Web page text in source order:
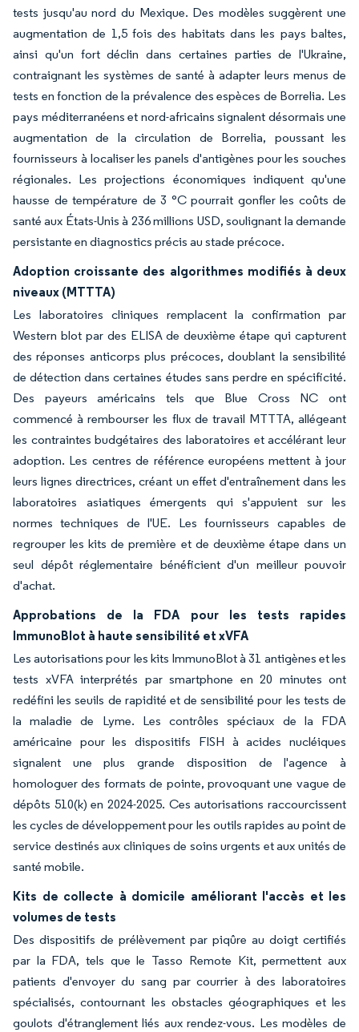
tests jusqu'au nord du Mexique. Des modèles suggèrent une
augmentation de 1,5 fois des habitats dans les pays baltes,
ainsi qu'un fort déclin dans certaines parties de l'Ukraine,
contraignant les systèmes de santé à adapter leurs menus de
tests en fonction de la prévalence des espèces de Borrelia. Les
pays méditerranéens et nord-africains signalent désormais une
augmentation de la circulation de Borrelia, poussant les
fournisseurs à localiser les panels d'antigènes pour les souches
régionales. Les projections économiques indiquent qu'une
hausse de température de 3 °C pourrait gonfler les coûts de
santé aux États-Unis à 236 millions USD, soulignant la demande
persistante en diagnostics précis au stade précoce.
Adoption croissante des algorithmes modifiés à deux
niveaux (MTTTA)
Les laboratoires cliniques remplacent la confirmation par
Western blot par des ELISA de deuxième étape qui capturent
des réponses anticorps plus précoces, doublant la sensibilité
de détection dans certaines études sans perdre en spécificité.
Des payeurs américains tels que Blue Cross NC ont
commencé à rembourser les flux de travail MTTTA, allégeant
les contraintes budgétaires des laboratoires et accélérant leur
adoption. Les centres de référence européens mettent à jour
leurs lignes directrices, créant un effet d'entraînement dans les
laboratoires asiatiques émergents qui s'appuient sur les
normes techniques de l'UE. Les fournisseurs capables de
regrouper les kits de première et de deuxième étape dans un
seul dépôt réglementaire bénéficient d'un meilleur pouvoir
d'achat.
Approbations de la FDA pour les tests rapides
ImmunoBlot à haute sensibilité et xVFA
Les autorisations pour les kits ImmunoBlot à 31 antigènes et les
tests xVFA interprétés par smartphone en 20 minutes ont
redéfini les seuils de rapidité et de sensibilité pour les tests de
la maladie de Lyme. Les contrôles spéciaux de la FDA
américaine pour les dispositifs FISH à acides nucléiques
signalent une plus grande disposition de l'agence à
homologuer des formats de pointe, provoquant une vague de
dépôts 510(k) en 2024-2025. Ces autorisations raccourcissent
les cycles de développement pour les outils rapides au point de
service destinés aux cliniques de soins urgents et aux unités de
santé mobile.
Kits de collecte à domicile améliorant l'accès et les
volumes de tests
Des dispositifs de prélèvement par piqûre au doigt certifiés
par la FDA, tels que le Tasso Remote Kit, permettent aux
patients d'envoyer du sang par courrier à des laboratoires
spécialisés, contournant les obstacles géographiques et les
goulots d'étranglement liés aux rendez-vous. Les modèles de